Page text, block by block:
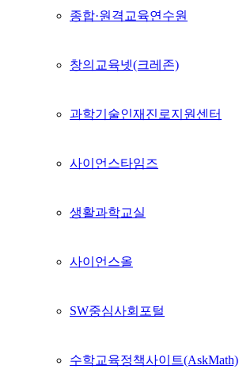
종합·원격교육연수원
창의교육넷(크레존)
과학기술인재진로지원센터
사이언스타임즈
생활과학교실
사이언스올
SW중심사회포털
수학교육정책사이트(AskMath)